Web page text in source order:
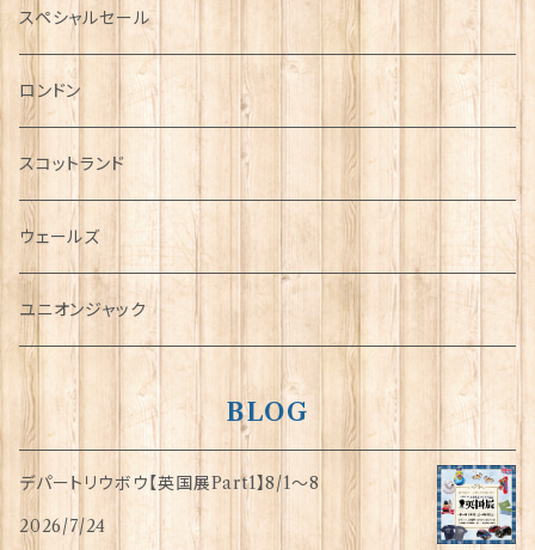
ミニカー
チャーム
犬グッズ
傘
指貫(シンブル)
スペシャルセール
ロンドン
スコットランド
ウェールズ
ユニオンジャック
BLOG
デパートリウボウ【英国展Part1】8/1〜8
2026/7/24